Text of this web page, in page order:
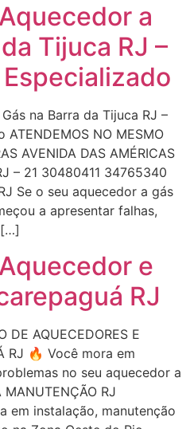
a
Tijuca RJ –
na Barra da Tijuca RJ –
NO MESMO
AVENIDA DAS AMÉRICAS
– 21 30480411 34765340
Se o seu aquecedor a gás
a apresentar falhas,
[…]
e
RJ
DE AQUECEDORES E
RJ 🔥 Você mora em
no seu aquecedor a
RJ
em instalação, manutenção